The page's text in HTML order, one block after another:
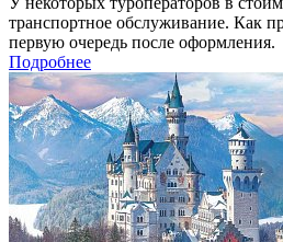
транспортное обслуживание. Как
первую очередь после оформления.
Подробнее